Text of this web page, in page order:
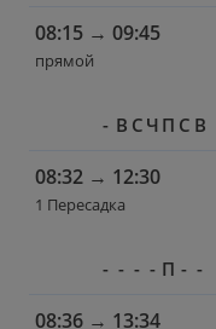
08:15 → 09:45
прямой
- В С Ч П С В
08:32 → 12:30
1 Пересадка
- - - - П - -
08:36 → 13:34